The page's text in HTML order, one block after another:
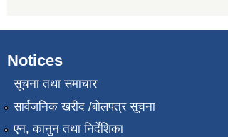
Notices
सूचना तथा समाचार
सार्वजनिक खरीद /बोलपत्र सूचना
एन, कानुन तथा निर्देशिका